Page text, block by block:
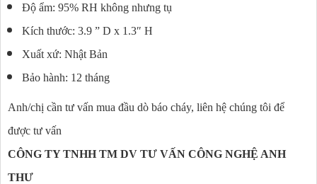
Độ ẩm: 95% RH không nhưng tụ
Kích thước: 3.9 ” D x 1.3″ H
Xuất xứ: Nhật Bản
Bảo hành: 12 tháng
Anh/chị cần tư vấn mua đầu dò báo cháy, liên hệ chúng tôi để
được tư vấn
CÔNG TY TNHH TM DV TƯ VẤN CÔNG NGHỆ ANH
THƯ